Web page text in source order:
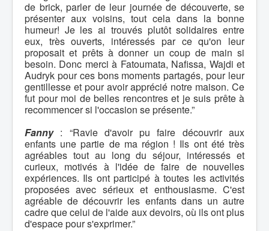
de brick, parler de leur journée de découverte, se
présenter aux voisins, tout cela dans la bonne
humeur! Je les ai trouvés plutôt solidaires entre
eux, très ouverts, intéressés par ce qu'on leur
proposait et prêts à donner un coup de main si
besoin. Donc merci à Fatoumata, Nafissa, Wajdi et
Audryk pour ces bons moments partagés, pour leur
gentillesse et pour avoir apprécié notre maison. Ce
fut pour moi de belles rencontres et je suis prête à
recommencer si l'occasion se présente.”
Fanny : “Ravie d'avoir pu faire découvrir aux
enfants une partie de ma région ! Ils ont été très
agréables tout au long du séjour, intéressés et
curieux, motivés à l'idée de faire de nouvelles
expériences. Ils ont participé à toutes les activités
proposées avec sérieux et enthousiasme. C'est
agréable de découvrir les enfants dans un autre
cadre que celui de l'aide aux devoirs, où ils ont plus
d'espace pour s'exprimer.”